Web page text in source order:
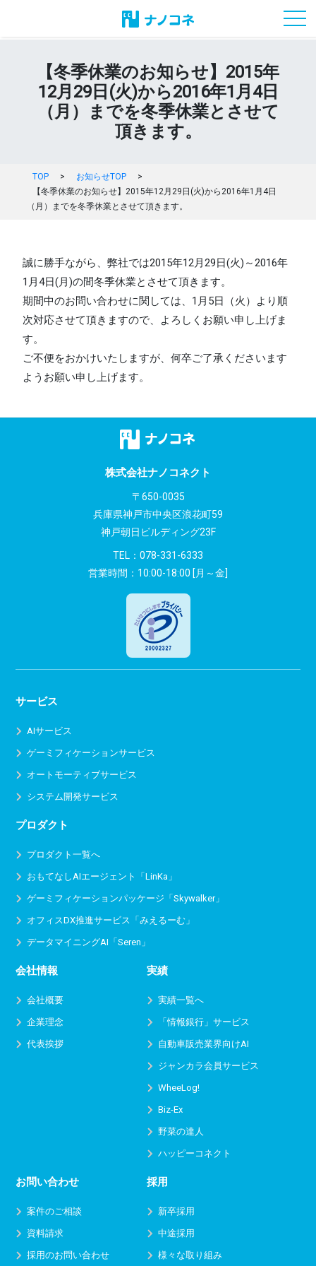
【冬季休業のお知らせ】2015年
12月29日(火)から2016年1月4日
（月）までを冬季休業とさせて
頂きます。
TOP > お知らせTOP
>
【冬季休業のお知らせ】2015年12月29日(火)から2016年1月4日
（月）までを冬季休業とさせて頂きます。
誠に勝手ながら、弊社では2015年12月29日(火)～2016年
1月4日(月)の間冬季休業とさせて頂きます。
期間中のお問い合わせに関しては、1月5日（火）より順
次対応させて頂きますので、よろしくお願い申し上げま
す。
ご不便をおかけいたしますが、何卒ご了承くださいます
ようお願い申し上げます。
株式会社ナノコネクト
〒650-0035
兵庫県神戸市中央区浪花町59
神戸朝日ビルディング23F
TEL： 078-331-6333
営業時間：10:00-18:00 [月～金]
サービス
AIサービス
ゲーミフィケーションサービス
オートモーティブサービス
システム開発サービス
プロダクト
プロダクト一覧へ
おもてなしAIエージェント「LinKa」
ゲーミフィケーションパッケージ「Skywalker」
オフィスDX推進サービス 「みえるーむ」
データマイニングAI「Seren」
会社情報
会社概要
企業理念
代表挨拶
実績
実績一覧へ
「情報銀行」サービス
自動車販売業界向けAI
ジャンカラ会員サービス
WheeLog!
Biz-Ex
野菜の達人
ハッピーコネクト
お問い合わせ
案件のご相談
資料請求
採用のお問い合わせ
採用
新卒採用
中途採用
様々な取り組み